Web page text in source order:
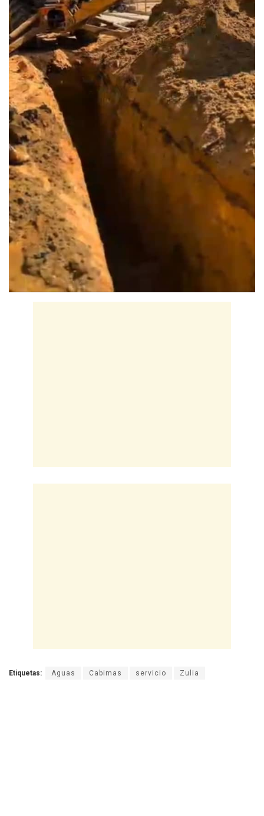
Etiquetas: Aguas Cabimas servicio Zulia